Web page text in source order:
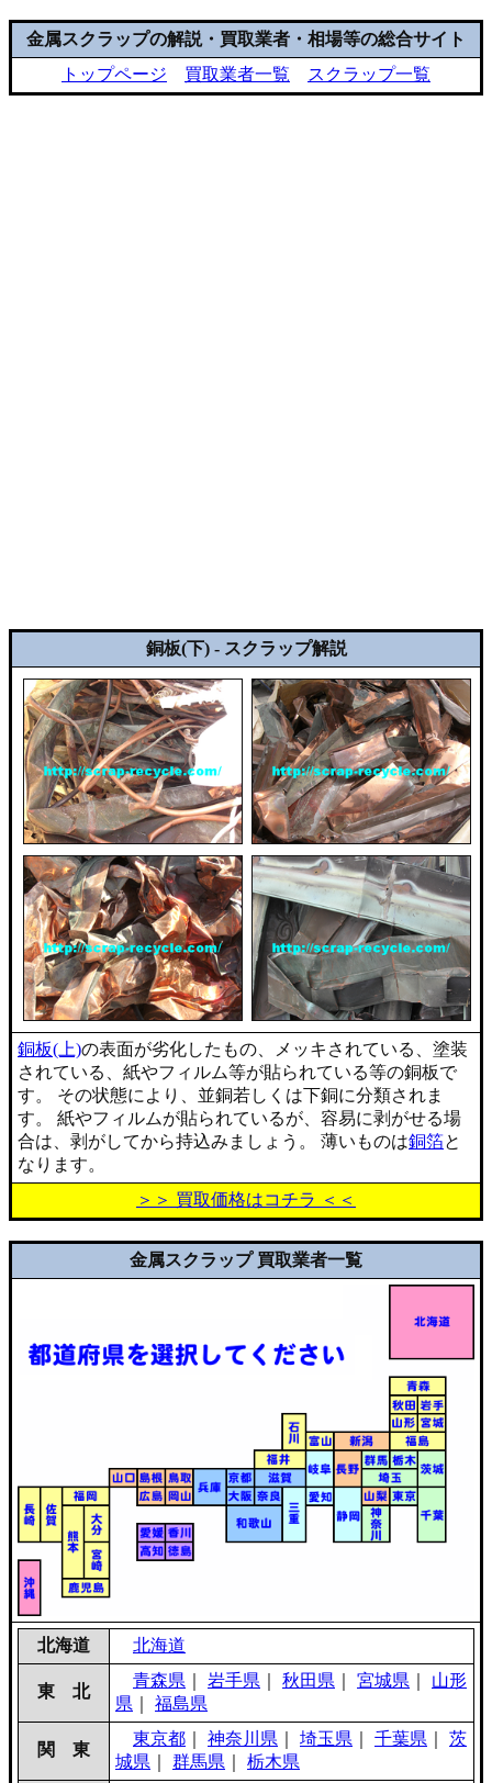
金属スクラップの解説・買取業者・相場等の総合サイト
トップページ
買取業者一覧 スクラップ一覧
銅板(下) - スクラップ解説
銅板(上)の表面が劣化したもの、メッキされている、塗装
されている、紙やフィルム等が貼られている等の銅板で
す。 その状態により、並銅若しくは下銅に分類されま
す。 紙やフィルムが貼られているが、容易に剥がせる場
合は、剥がしてから持込みましょう。 薄いものは銅箔と
なります。
＞＞ 買取価格はコチラ ＜＜
金属スクラップ 買取業者一覧
北海道 北海道
東 北
青森県 岩手県 秋田県 宮城県
山形
県
福島県
関 東
東京都 神奈川県 埼玉県 千葉県
茨
城県
群馬県
栃木県